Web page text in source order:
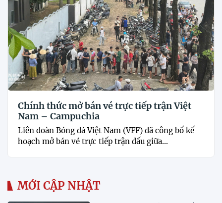
Chính thức mở bán vé trực tiếp trận Việt
Nam – Campuchia
Liên đoàn Bóng đá Việt Nam (VFF) đã công bố kế
hoạch mở bán vé trực tiếp trận đấu giữa...
MỚI CẬP NHẬT